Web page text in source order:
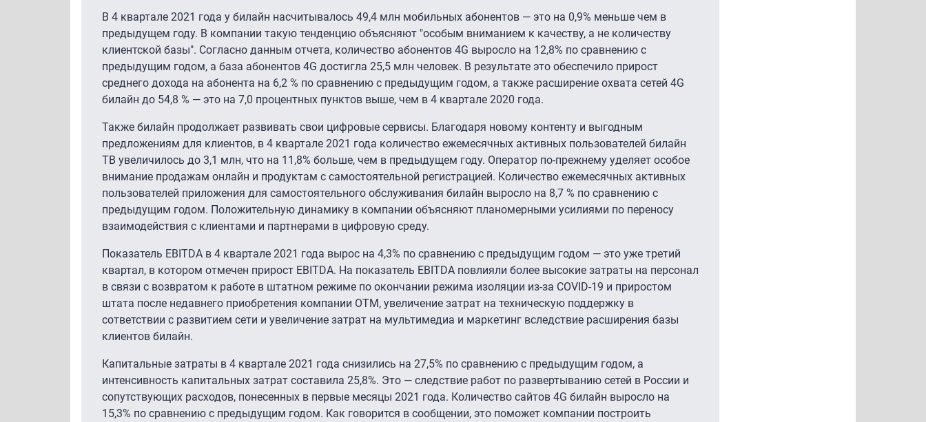
В 4 квартале 2021 года у билайн насчитывалось 49,4 млн мобильных абонентов — это на 0,9% меньше чем в
предыдущем году. В компании такую тенденцию объясняют "особым вниманием к качеству, а не количеству
клиентской базы". Согласно данным отчета, количество абонентов 4G выросло на 12,8% по сравнению с
предыдущим годом, а база абонентов 4G достигла 25,5 млн человек. В результате это обеспечило прирост
среднего дохода на абонента на 6,2 % по сравнению с предыдущим годом, а также расширение охвата сетей 4G
билайн до 54,8 % — это на 7,0 процентных пунктов выше, чем в 4 квартале 2020 года.
Также билайн продолжает развивать свои цифровые сервисы. Благодаря новому контенту и выгодным
предложениям для клиентов, в 4 квартале 2021 года количество ежемесячных активных пользователей билайн
ТВ увеличилось до 3,1 млн, что на 11,8% больше, чем в предыдущем году. Оператор по-прежнему уделяет особое
внимание продажам онлайн и продуктам с самостоятельной регистрацией. Количество ежемесячных активных
пользователей приложения для самостоятельного обслуживания билайн выросло на 8,7 % по сравнению с
предыдущим годом. Положительную динамику в компании объясняют планомерными усилиями по переносу
взаимодействия с клиентами и партнерами в цифровую среду.
Показатель EBITDA в 4 квартале 2021 года вырос на 4,3% по сравнению с предыдущим годом — это уже третий
квартал, в котором отмечен прирост EBITDA. На показатель EBITDA повлияли более высокие затраты на персонал
в связи с возвратом к работе в штатном режиме по окончании режима изоляции из-за COVID-19 и приростом
штата после недавнего приобретения компании OTM, увеличение затрат на техническую поддержку в
сответствии с развитием сети и увеличение затрат на мультимедиа и маркетинг вследствие расширения базы
клиентов билайн.
Капитальные затраты в 4 квартале 2021 года снизились на 27,5% по сравнению с предыдущим годом, а
интенсивность капитальных затрат составила 25,8%. Это — следствие работ по развертыванию сетей в России и
сопутствующих расходов, понесенных в первые месяцы 2021 года. Количество сайтов 4G билайн выросло на
15,3% по сравнению с предыдущим годом. Как говорится в сообщении, это поможет компании построить